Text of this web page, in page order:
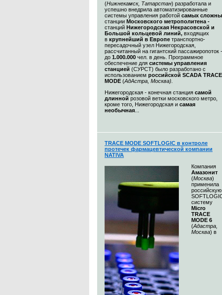
(Нижнекамск, Татарстан) разработала и
успешно внедрила автоматизированные
системы управления работой самых
станции Московского метрополитена -
станций Нижегородская Некрасовской и
Большой кольцевой линий, входящих
в крупнейший в Европе транспортно-
пересадочный узел Нижегородская,
рассчитанный на гигантский пассажиропоток -
до 1.000.000 чел. в день. Программное
обеспечение для системы управления
станцией (СУРСТ) было разработано с
использованием российской SCADA TRACE
MODE (АдАстра, Москва)
Нижегородская - конечная станция самой
длинной розовой ветки московского метро,
кроме того, Нижегородская и самая
необычная
TRACE MODE SOFTLOGIC в контроле
протечек фармацевтической компании
NATIVA
Компания
Амазонит
(Москва)
применила
российскую
систему
Micro
TRACE
MODE 6
(Адастра,
Москва) в